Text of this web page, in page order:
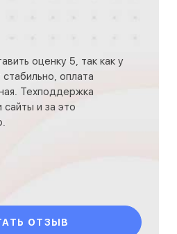
оценку 5, так как у
оплата
Техподдержка
и за это
ОТЗЫВ